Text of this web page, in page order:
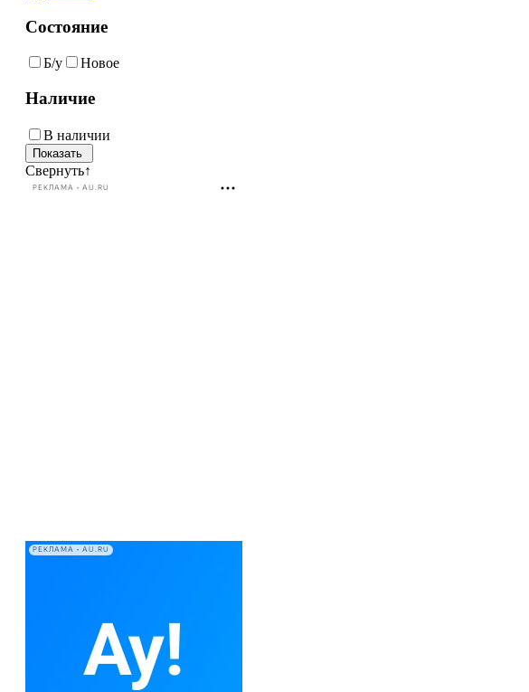
Состояние
Б/у Новое
Наличие
В наличии
Свернуть↑
РЕКЛАМА • AU.RU
РЕКЛАМА • AU.RU